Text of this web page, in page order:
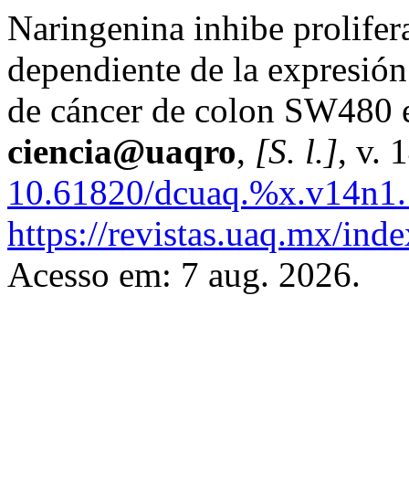
Naringenina inhibe
dependiente de la
de cáncer de colon SW480
ciencia@uaqro, [S. l.], v.
10.61820/
https://revistas.uaq.mx/
Acesso em: 7 aug. 2026.